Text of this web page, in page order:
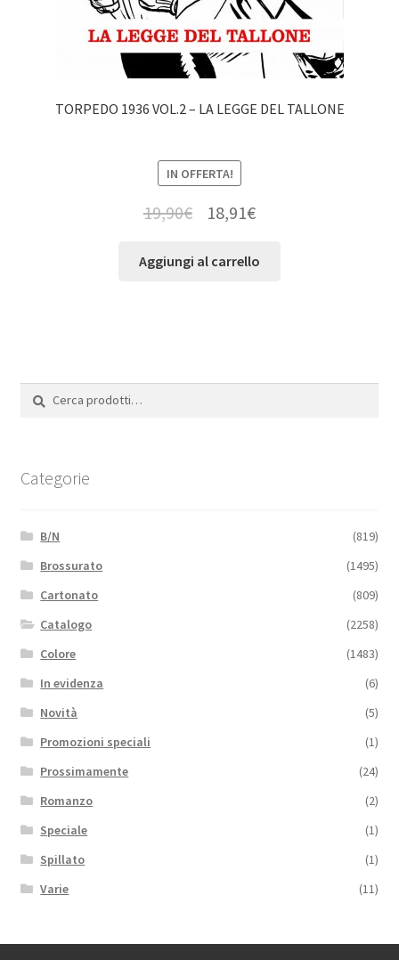
TORPEDO 1936 VOL.2 – LA LEGGE DEL TALLONE
IN OFFERTA!
19,90€ 18,91€
Aggiungi al carrello
Categorie
B/N
(819)
Brossurato
(1495)
Cartonato
(809)
Catalogo
(2258)
Colore
(1483)
In evidenza
(6)
Novità
(5)
Promozioni speciali
(1)
Prossimamente
(24)
Romanzo
(2)
Speciale
(1)
Spillato
(1)
Varie
(11)